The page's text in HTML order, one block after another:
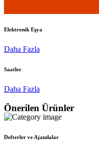
Elektronik Eşya
Daha Fazla
Saatler
Daha Fazla
Önerilen Ürünler
Defterler ve Ajandalar